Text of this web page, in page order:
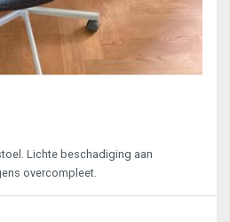
Lichte beschadiging aan
overcompleet.